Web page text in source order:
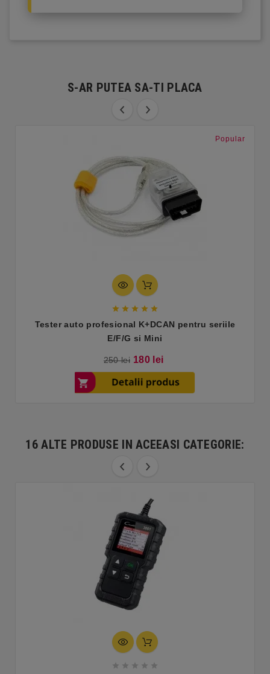
S-AR PUTEA SA-TI PLACA
Popular
    
Tester auto profesional K+DCAN pentru seriile
E/F/G si Mini
250 lei 180 lei
baza
16 ALTE PRODUSE IN ACEEASI CATEGORIE:
    